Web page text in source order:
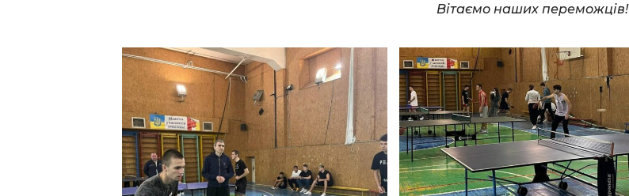
Вітаємо наших переможців!